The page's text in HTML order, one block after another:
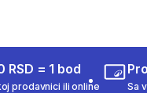
RSD = 1 bod
prodavnici ili online
Sa